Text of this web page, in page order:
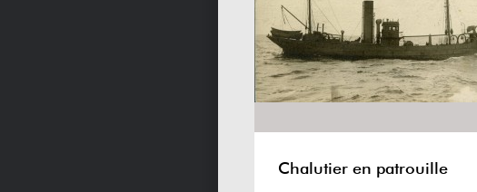
Chalutier en patrouille